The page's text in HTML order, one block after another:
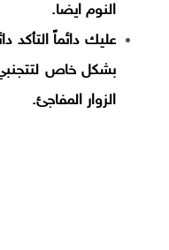
النوم ايضا.
عليك دائماً
بشكل خاص
الزوار المفاجئ.